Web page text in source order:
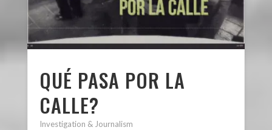
QUÉ PASA POR LA
CALLE?
Investigation & Journalism